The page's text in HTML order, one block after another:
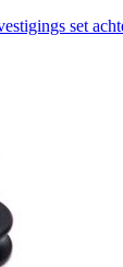
set